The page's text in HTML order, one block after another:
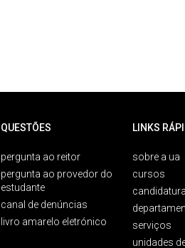
QUESTÕES
pergunta ao reitor
pergunta ao provedor do
estudante
canal de denúncias
livro amarelo eletrónico
LINKS
sobre a ua
cursos
serviços
unidades